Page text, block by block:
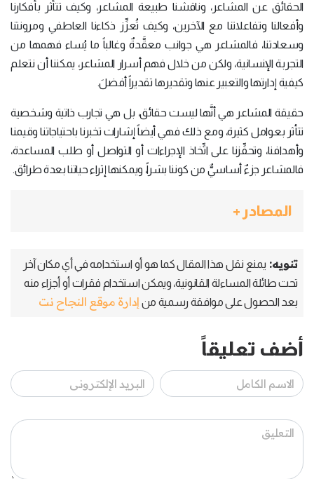
الحقائق عن المشاعر، وناقشنا طبيعة المشاعر، وكيف تتأثر بأفكارنا
وأفعالنا وتفاعلاتنا مع الآخرين، وكيف تُعزِّز ذكاءنا العاطفي ومرونتنا
وسعادتنا، فالمشاعر هي جوانب معقَّدةٌ وغالباً ما يُساء فهمها من
التجربة الإنسانية، ولكن من خلال فهم أسرار المشاعر، يمكننا أن نتعلم
كيفية إدارتها والتعبير عنها وتقديرها تقديراً أفضلَ.
حقيقة المشاعر هي أنَّها ليست حقائق، بل هي تجارب ذاتية وشخصية
تتأثر بعوامل كثيرة، ومع ذلك فهي أيضاً إشارات تخبرنا باحتياجاتنا وقيمنا
وأهدافنا، وتحفِّزنا على اتِّخاذ الإجراءات أو التواصل أو طلب المساعدة،
فالمشاعر جزءٌ أساسيٌّ من كوننا بشراً، ويمكنها إثراء حياتنا بعدة طرائق.
المصادر +
تنويه: يمنع نقل هذا المقال كما هو أو استخدامه في أي مكان آخر
تحت طائلة المساءلة القانونية، ويمكن استخدام فقرات أو أجزاء منه
بعد الحصول على موافقة رسمية من إدارة موقع النجاح نت
أضف تعليقاً